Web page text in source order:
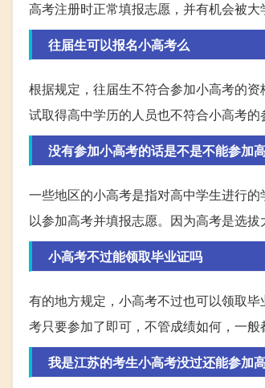
高考注册时正常填报志愿，并有机会被
往届生可以报名小高考么
根据规定，往届生不符合参加小高考的
试取得高中学历的人员也不符合小高考的
没有参加小高考的话是不是不能参加
一些地区的小高考是指对高中学生进行
以参加高考并填报志愿。因为高考是选拔
小高考不过能领取毕业证吗
有的地方规定，小高考不过也可以领取
考只要参加了即可，不管成绩如何，一
我是江苏的考生小高考没过还能参加